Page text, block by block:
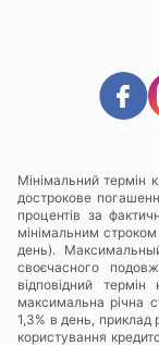
Мінімальний термін
дострокове
процентів за
мінімальним
день).
своєчасного
відповідний
максимальна річна
1,3% в день, приклад
користування